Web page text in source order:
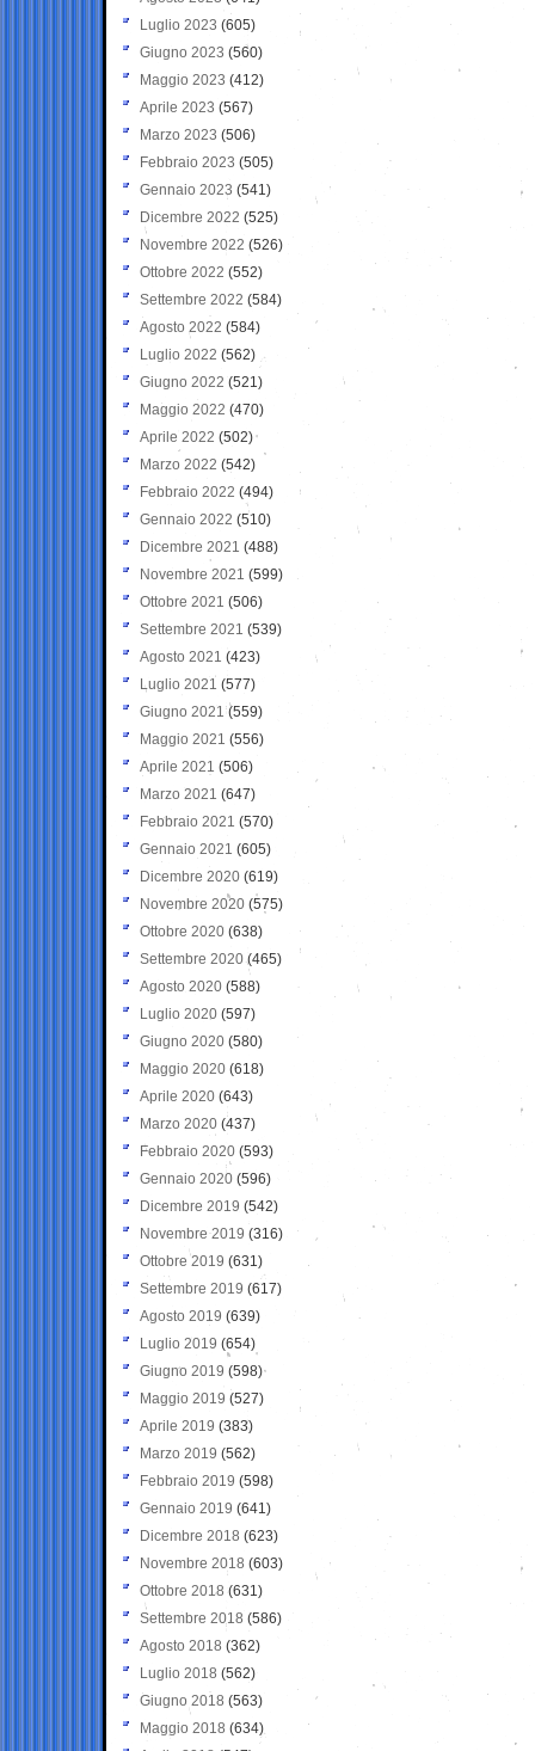
Luglio 2023 (605)
Giugno 2023 (560)
Maggio 2023 (412)
Aprile 2023 (567)
Marzo 2023 (506)
Febbraio 2023 (505)
Gennaio 2023 (541)
Dicembre 2022 (525)
Novembre 2022 (526)
Ottobre 2022 (552)
Settembre 2022 (584)
Agosto 2022 (584)
Luglio 2022 (562)
Giugno 2022 (521)
Maggio 2022 (470)
Aprile 2022 (502)
Marzo 2022 (542)
Febbraio 2022 (494)
Gennaio 2022 (510)
Dicembre 2021 (488)
Novembre 2021 (599)
Ottobre 2021 (506)
Settembre 2021 (539)
Agosto 2021 (423)
Luglio 2021 (577)
Giugno 2021(559)
Maggio 2021 (556)
Aprile 2021 (506)
Marzo 2021 (647)
Febbraio 2021 (570)
Gennaio 2021 (605)
Dicembre 2020 (619)
Novembre 2020 (575)
Ottobre 2020 (638)
Settembre 2020(465)
Agosto 2020 (588)
Luglio 2020 (597)
Giugno 2020 (580)
Maggio 2020 (618)
Aprile 2020 (643)
Marzo 2020 (437)
Febbraio 2020 (593)
Gennaio 2020 (596)
Dicembre 2019 (542)
Novembre 2019 (316)
Ottobre 2019 (631)
Settembre 2019 (617)
Agosto 2019 (639)
Luglio 2019 (654)
Giugno 2019 (598)
Maggio 2019 (527)
Aprile 2019 (383)
Marzo 2019 (562)
Febbraio 2019 (598)
Gennaio 2019 (641)
Dicembre 2018 (623)
Novembre 2018 (603)
Ottobre 2018 (631)
Settembre 2018 (586)
Agosto 2018 (362)
Luglio 2018 (562)
Giugno 2018 (563)
Maggio 2018 (634)